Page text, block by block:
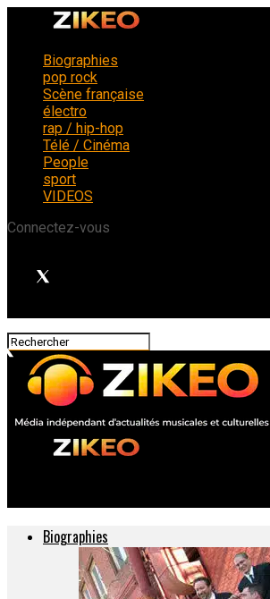
Biographies
pop rock
Scène française
électro
rap / hip-hop
Télé / Cinéma
People
sport
VIDEOS
Connectez-vous
Biographies